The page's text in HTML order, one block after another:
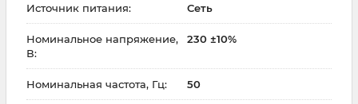
Источник питания: Сеть
Номинальное напряжение,
В:
230 ±10%
Номинальная частота, Гц: 50